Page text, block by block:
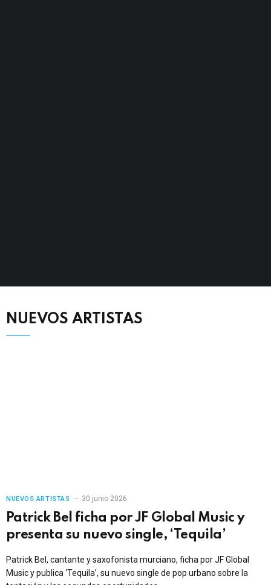
NUEVOS ARTISTAS
NUEVOS ARTISTAS 30 junio 2026
Patrick Bel ficha por JF Global Music y
presenta su nuevo single, ‘Tequila’
Patrick Bel, cantante y saxofonista murciano, ficha por JF Global
Music y publica ‘Tequila’, su nuevo single de pop urbano sobre la